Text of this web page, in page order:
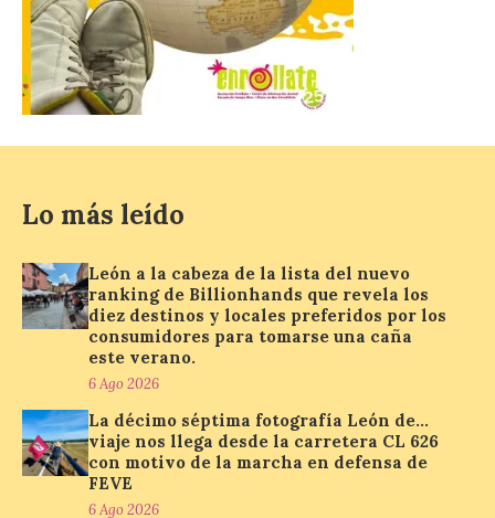
6 Ago 2026
La retinopatía solar puede
provocar pérdida de
el campo visual y
especialista en Oftalmología del Hospital
San Juan de Dios de León, Dr. Mahave
La décimo séptima
fotografía León de…viaje
nos llega desde la
carretera CL 626 con
motivo de la marcha en
defensa de FEVE
6 Ago 2026
Lo más leído
León a la cabeza de la lista del nuevo
ranking de Billionhands que revela los
diez destinos y locales preferidos por los
consumidores para tomarse una caña
este verano.
6 Ago 2026
La décimo séptima fotografía León de…
viaje nos llega desde la carretera CL 626
con motivo de la marcha en defensa de
FEVE
6 Ago 2026